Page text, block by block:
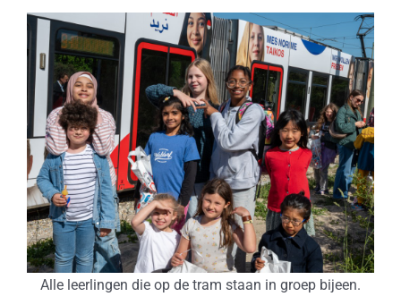
Alle leerlingen die op de tram staan in groep bijeen.